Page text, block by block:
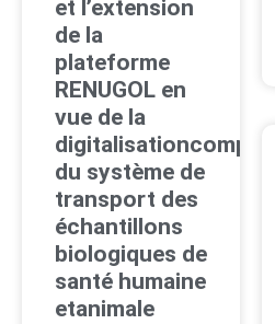
et l’extension
de la
plateforme
RENUGOL en
vue de la
digitalisationcomplète
du système de
transport des
échantillons
biologiques de
santé humaine
etanimale